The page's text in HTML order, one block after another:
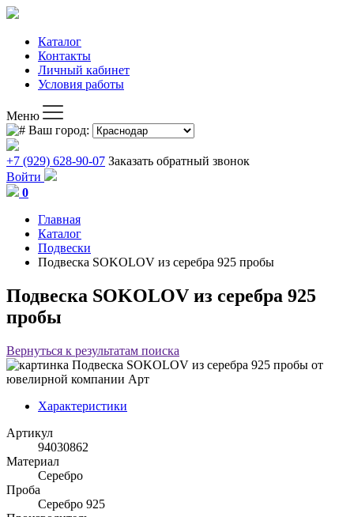
Каталог
Контакты
Личный кабинет
Условия работы
Меню
Ваш город:
+7 (929) 628-90-07 Заказать обратный звонок
Войти
0
Главная
Каталог
Подвески
Подвеска SOKOLOV из серебра 925 пробы
Подвеска SOKOLOV из серебра 925
пробы
Вернуться к результатам поиска
Характеристики
Артикул
94030862
Материал
Серебро
Проба
Серебро 925